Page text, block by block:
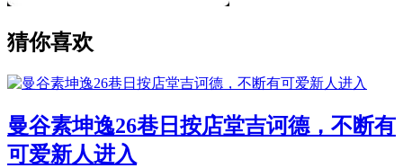
猜你喜欢
曼谷素坤逸26巷日按店堂吉诃德，不断有
可爱新人进入